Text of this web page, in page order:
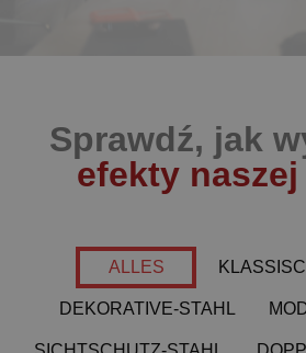
Sprawdź, jak
efekty
ALLES
DEKORATIVE-STAHL